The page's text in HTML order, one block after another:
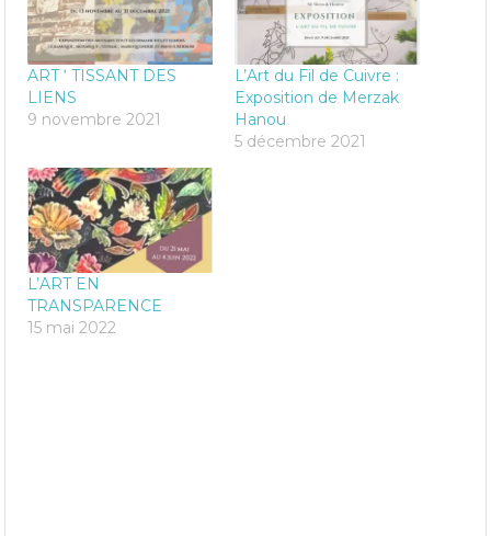
ART ‘ TISSANT DES
LIENS
9 novembre 2021
L’Art du Fil de Cuivre :
Exposition de Merzak
Hanou
5 décembre 2021
L’ART EN
TRANSPARENCE
15 mai 2022